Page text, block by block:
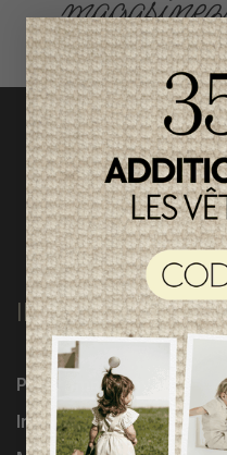
INFORMATIONS
Programme Loyauté
Influenceuses